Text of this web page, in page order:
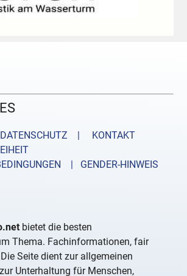
|
KONTAKT
| GENDER-HINWEIS
bietet die besten
Thema. Fachinformationen, fair
Seite dient zur allgemeinen
Unterhaltung für Menschen,